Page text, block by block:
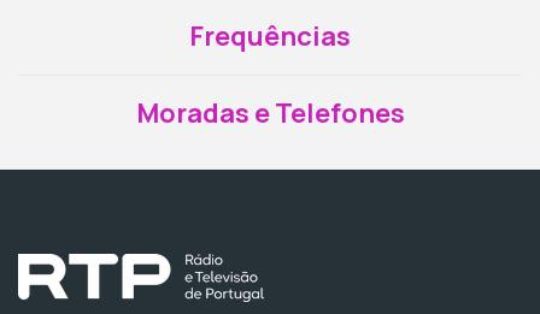
Frequências
Moradas e Telefones